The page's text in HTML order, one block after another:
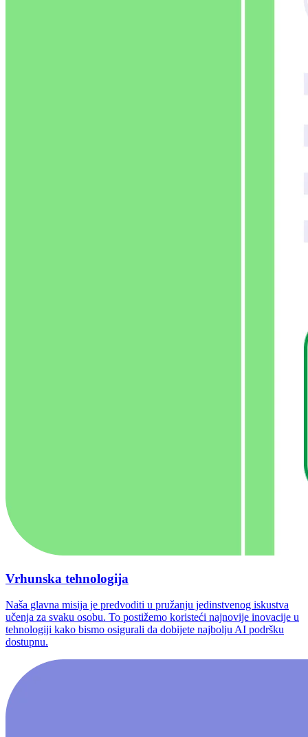
Vrhunska tehnologija
Naša glavna misija je predvoditi u pružanju jedinstvenog iskustva
učenja za svaku osobu. To postižemo koristeći najnovije inovacije u
tehnologiji kako bismo osigurali da dobijete najbolju AI podršku
dostupnu.